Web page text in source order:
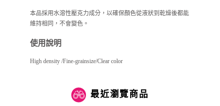
本品採用水溶性壓克力成分，以確保顏色從液狀到乾燥後都能
維持相同，不會變色。
使用說明
High density /Fine-grainsize/Clear color
最近瀏覽商品